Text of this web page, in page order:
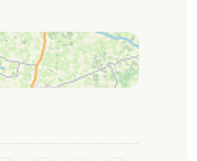
voorzieningen